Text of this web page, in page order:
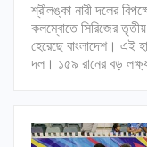
শ্রীলঙ্কা নারী দলের
কলম্বোতে সিরিজের তৃতীয়
হেরেছে বাংলাদেশ। এই
দল। ১৫৯ রানের বড়